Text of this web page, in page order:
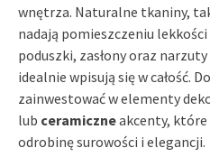
wnętrza. Naturalne tkaniny,
nadają pomieszczeniu
poduszki, zasłony oraz
idealnie wpisują się w całość.
zainwestować w elementy
lub ceramiczneakcenty,
odrobinę surowości i elegancji.